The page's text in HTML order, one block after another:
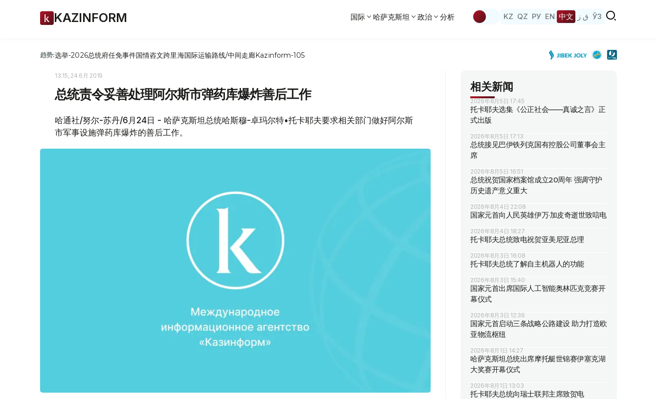
KAZINFORM 国际 哈萨克斯坦 政治 分析 KZ QZ РУ EN 中文 ق ز ЎЗ
趋势:选举-2026总统府任免事件国情咨文跨里海国际运输路线/中间走廊Kazinform-105
13:15, 24 6月 2019
总统责令妥善处理阿尔斯市弹药库爆炸善后工作
哈通社/努尔-苏丹/6月24日 - 哈萨克斯坦总统哈斯穆-卓玛尔特•托卡耶夫要求相关部门做好阿尔斯
市军事设施弹药库爆炸的善后工作。
相关新闻
2026年8月5日 17:45
托卡耶夫选集《公正社会——真诚之言》正
式出版
2026年8月5日 17:13
总统接见巴伊铁列克国有控股公司董事会主
席
2026年8月5日 16:51
总统祝贺国家档案馆成立20周年 强调守护
历史遗产意义重大
2026年8月4日 22:08
国家元首向人民英雄伊万·加皮奇逝世致唁电
2026年8月4日 18:27
托卡耶夫总统致电祝贺亚美尼亚总理
2026年8月3日 16:08
托卡耶夫总统了解自主机器人的功能
2026年8月3日 15:40
国家元首出席国际人工智能奥林匹克竞赛开
幕仪式
2026年8月3日 12:36
国家元首启动三条战略公路建设 助力打造欧
亚物流枢纽
2026年8月1日 14:27
哈萨克斯坦总统出席摩托艇世锦赛伊塞克湖
大奖赛开幕仪式
2026年8月1日 13:03
托卡耶夫总统向瑞士联邦主席致贺电